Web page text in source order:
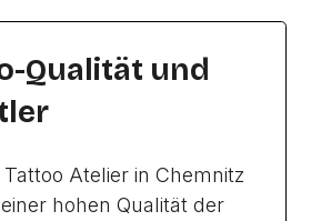
Qualität und
Atelier in Chemnitz
hohen Qualität der